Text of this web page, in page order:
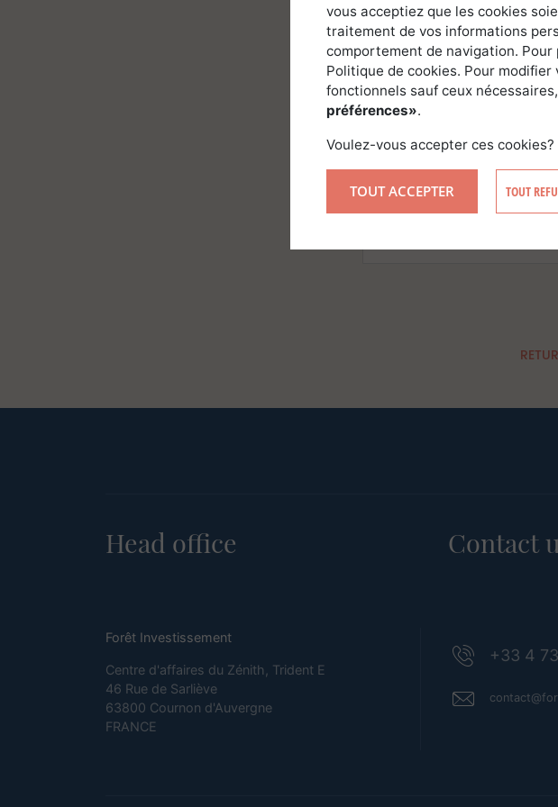
Je souhaite recevoir
" Forest Time
Head office
Forêt Investissement
Centre d'affaires du Zénith, Trident E
46 Rue de Sarliève
63800 Cournon d'Auvergne
FRANCE
Contact
+33 4
vous acceptiez que les cookies
traitement de vos informations
comportement de navigation.
Politique de cookies. Pour
fonctionnels sauf ceux
préférences».
Voulez-vous accepter ces cookies?
TOUT ACCEPTER TOUT